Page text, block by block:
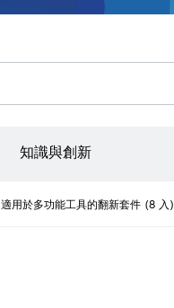
知識與創新
適用於多功能工具的翻新套件 (8 入)